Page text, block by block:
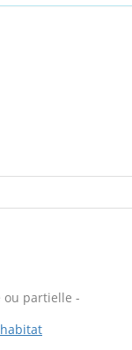
ou partielle -